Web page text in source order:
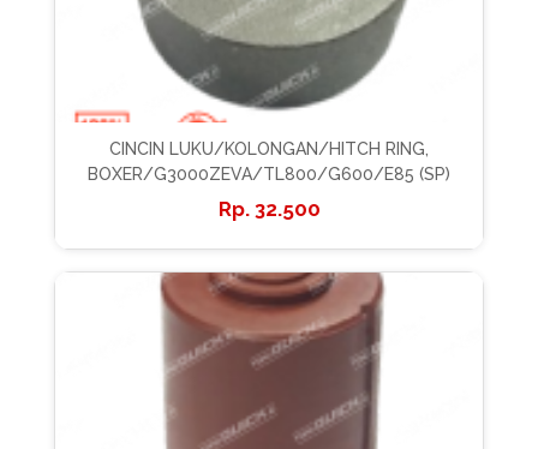
CINCIN LUKU/KOLONGAN/HITCH RING,
BOXER/G3000ZEVA/TL800/G600/E85 (SP)
32.500